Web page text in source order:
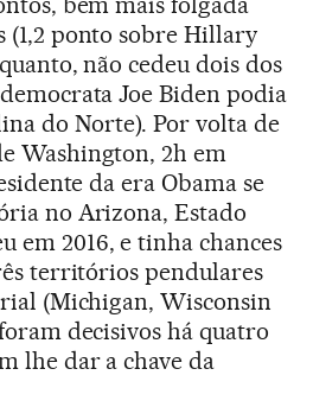
(1,2 ponto sobre Hillary
não cedeu dois dos
Joe Biden podia
do Norte). Por volta de
Washington, 2h em
da era Obama se
no Arizona, Estado
em 2016, e tinha chances
territórios pendulares
(Michigan, Wisconsin
decisivos há quatro
lhe dar a chave da